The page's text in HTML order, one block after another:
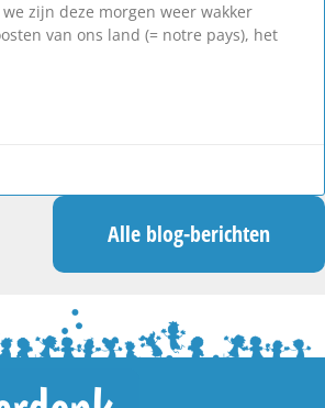
zijn deze morgen weer wakker
van ons land (= notre pays), het
Alle blog-berichten